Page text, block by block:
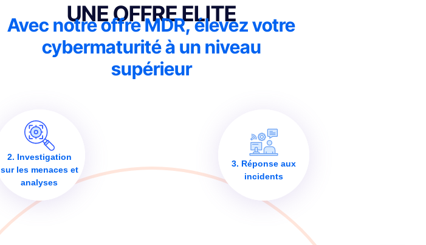
UNE OFFRE ELITE
Avec notre offre MDR, élevez votre
cybermaturité à un niveau
supérieur
2. Investigation
sur les menaces et
analyses
3. Réponse aux
incidents